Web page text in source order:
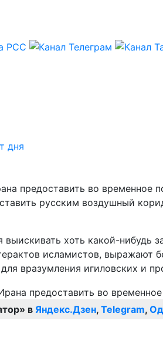
дня
предоставить во временное
русским воздушный
хоть какой-нибудь
исламистов, выражают
вразумления игиловских и
в Яндекс.Дзен, Telegram,